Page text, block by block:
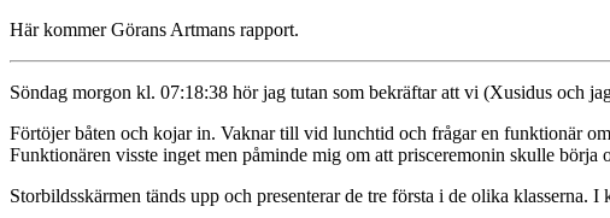
Här kommer Görans Artmans rapport.
Söndag morgon kl. 07:18:38 hör jag tutan som bekräftar att vi (Xusidus och
Förtöjer båten och kojar in. Vaknar till vid lunchtid och frågar en funktionär
Funktionären visste inget men påminde mig om att prisceremonin skulle
Storbildsskärmen tänds upp och presenterar de tre första i de olika